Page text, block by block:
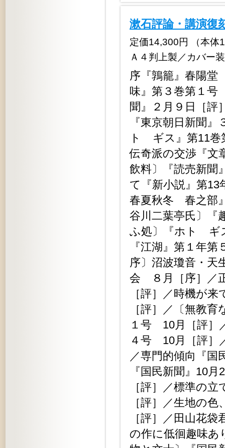
漱石評論・講演
定価14,300円 （本体
Ａ４判上製／カバー
序『鶉籠』春陽
味』第３巻第１
聞』２月９日［評
『東京朝日新聞
トゝギス』第11
伝奇派の交渉『文
飲料〕『読売新聞
て『新小説』第
春夏秋冬 春之部
谷川二葉亭氏〕『
ふ処〕『ホトゝ
『江湖』第１年
序〕沼波瓊音・
会 ８月［序］／
［評］／時機が
［評］／〔無教
１号 10月［評］
４号 10月［評］
／専門的傾向『国
『国民新聞』10
［評］／標準の
［評］／生地の
［評］／田山花
の作に低徊趣味